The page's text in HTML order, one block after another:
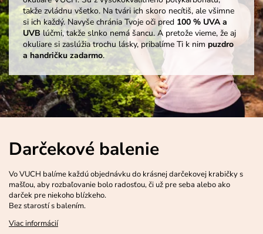
takže zvládnu všetko. Na tvári ich skoro necítiš, ale všimne
si ich každý. Navyše chránia Tvoje oči pred 100 % UVA a
UVB lúčmi, takže slnko nemá šancu. A pretože vieme, že aj
okuliare si zaslúžia trochu lásky, pribalíme Ti k nim puzdro
a handričku zadarmo.
Darčekové balenie
Vo VUCH balíme každú objednávku do krásnej darčekovej krabičky s
mašľou, aby rozbaľovanie bolo radosťou, či už pre seba alebo ako
darček pre niekoho blízkeho.
Bez starostí s balením.
Viac informácií